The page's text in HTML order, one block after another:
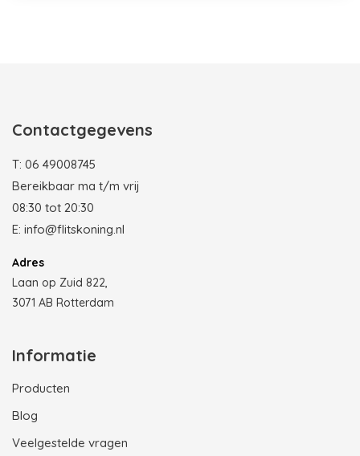
Contactgegevens
T: 06 49008745
Bereikbaar ma t/m vrij
08:30 tot 20:30
E: info@flitskoning.nl
Adres
Laan op Zuid 822,
3071 AB Rotterdam
Informatie
Producten
Blog
Veelgestelde vragen